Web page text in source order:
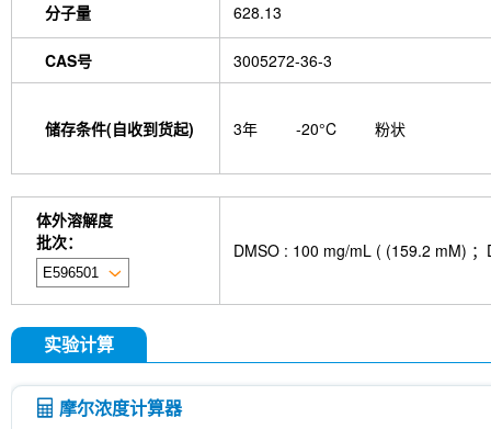
分子量 628.13
CAS号 3005272-36-3
储存条件(自收到货起) 3年 -20°C 粉状
体外溶解度
批次：
DMSO : 100 mg/mL ( (159.2 mM)
实验计算
摩尔浓度计算器